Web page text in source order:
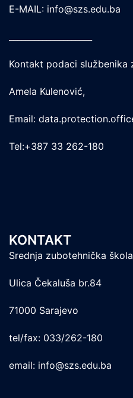
E-MAIL: info@szs.edu.ba
Kontakt podaci
Amela Kulenović,
Email:
Tel:+387 33 262-180
KONTAKT
Srednja zubotehnička škola
Ulica Čekaluša br.84
71000 Sarajevo
tel/fax: 033/262-180
email: info@szs.edu.ba